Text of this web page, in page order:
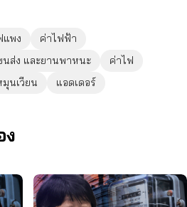
แพง
ค่าไฟฟ้า
ส่ง และยานพาหนะ
ค่าไฟ
นเวียน
แอดเดอร์
ง